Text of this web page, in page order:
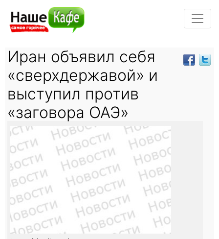
Иран объявил себя
«сверхдержавой» и
выступил против
«заговора ОАЭ»